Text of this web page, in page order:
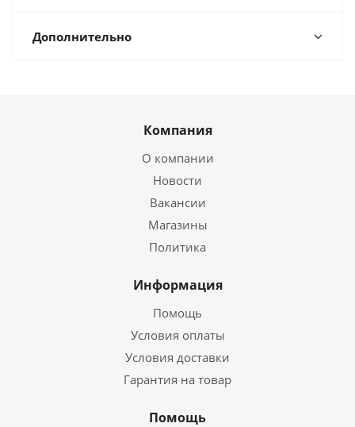
Дополнительно
Компания
О компании
Новости
Вакансии
Магазины
Политика
Информация
Помощь
Условия оплаты
Условия доставки
Гарантия на товар
Помощь